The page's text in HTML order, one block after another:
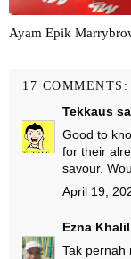
Ayam Epik
17 COMMENTS:
Tekkaus
Good to
for their
savour.
April 19,
Ezna
Tak pernah